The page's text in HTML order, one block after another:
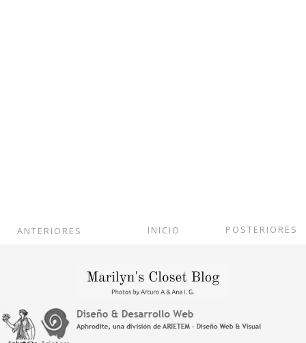
POSTERIORES
INICIO
ANTERIORES